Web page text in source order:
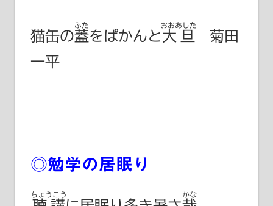
猫缶の蓋
ふた
をぱかんと大旦
おおあした
菊田
一平
◎勉学の居眠り
ちょうこう かな